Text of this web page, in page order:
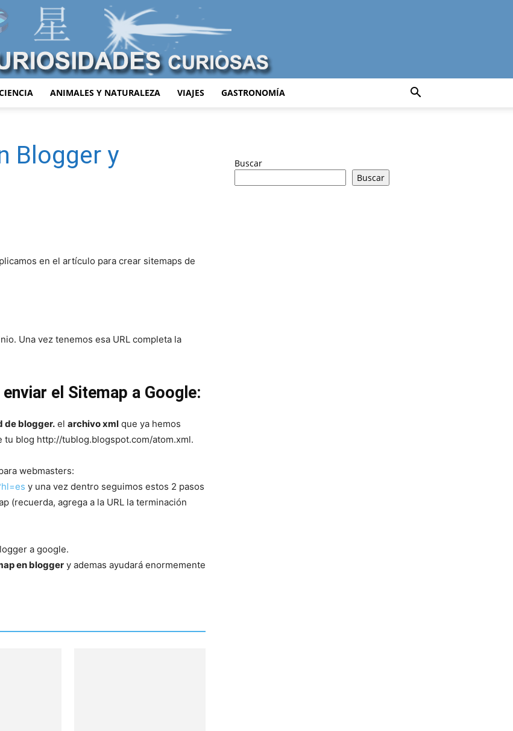
ANIMALES Y NATURALEZA VIAJES GASTRONOMÍA
Blogger y
en el artículo para crear sitemaps de
Una vez tenemos esa URL completa la
el Sitemap a Google:
de blogger. el archivo xml que ya hemos
blog http://tublog.blogspot.com/atom.xml.
webmasters:
y una vez dentro seguimos estos 2 pasos
(recuerda, agrega a la URL la terminación
a google.
en blogger y ademas ayudará enormemente
Buscar
Buscar